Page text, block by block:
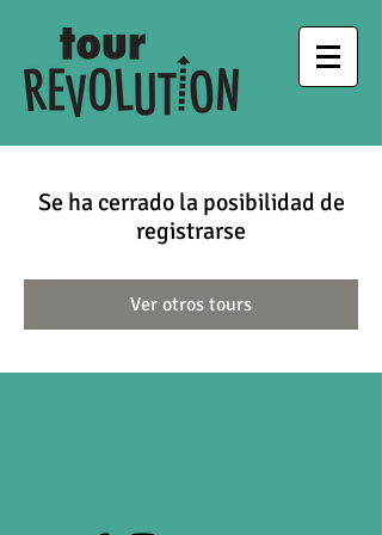
Se ha cerrado la posibilidad de
registrarse
Ver otros tours